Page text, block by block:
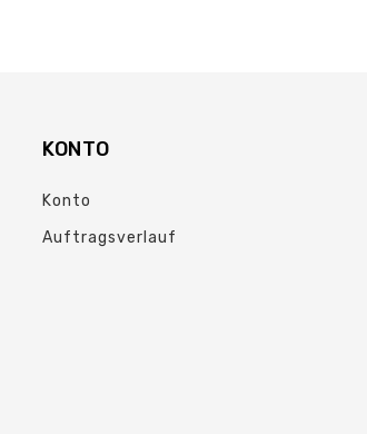
KONTO
Konto
Auftragsverlauf